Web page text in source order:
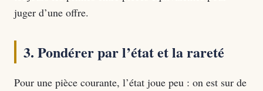
juger d’une offre.
3. Pondérer par l’état et la rareté
Pour une pièce courante, l’état joue peu : on est sur de